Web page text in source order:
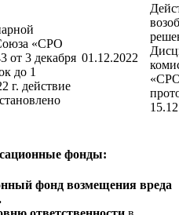
«СРО
3 декабря
до 1
г. действие
01.12.2022
фонды:
фонд возмещения вреда